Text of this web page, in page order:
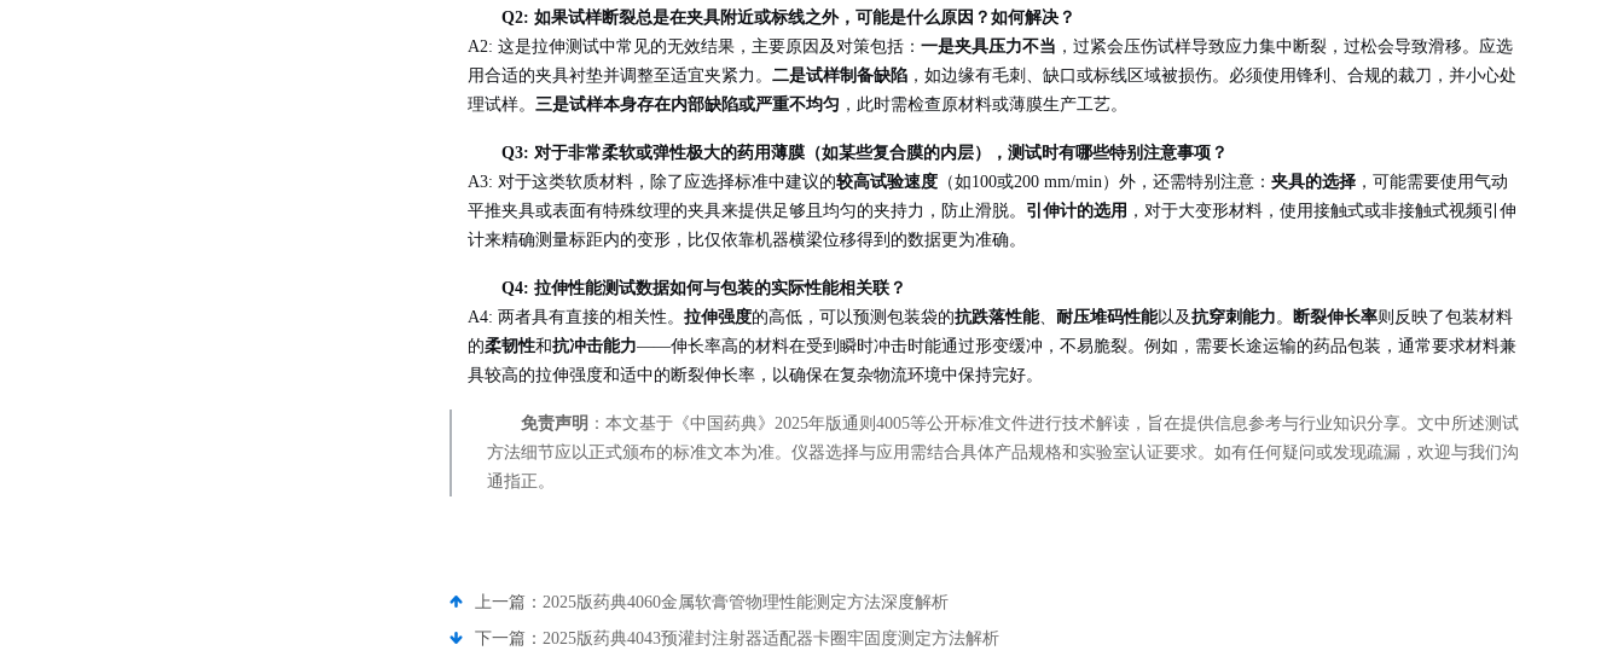
Q2: 如果试样断裂总是在夹具附近或标线之外，可能是什么原因？如何解决？
A2: 这是拉伸测试中常见的无效结果，主要原因及对策包括： 一是夹具压力不当 ，过紧会压伤试样导致应力集中断裂，过松会导致滑移。应选
用合适的夹具衬垫并调整至适宜夹紧力。 二是试样制备缺陷 ，如边缘有毛刺、缺口或标线区域被损伤。必须使用锋利、合规的裁刀，并小心处
理试样。 三是试样本身存在内部缺陷或严重不均匀 ，此时需检查原材料或薄膜生产工艺。
Q3: 对于非常柔软或弹性极大的药用薄膜（如某些复合膜的内层），测试时有哪些特别注意事项？
A3: 对于这类软质材料，除了应选择标准中建议的较高试验速度 （如100或200 mm/min）外，还需特别注意： 夹具的选择 ，可能需要使用气动
平推夹具或表面有特殊纹理的夹具来提供足够且均匀的夹持力，防止滑脱。 引伸计的选用 ，对于大变形材料，使用接触式或非接触式视频引伸
计来精确测量标距内的变形，比仅依靠机器横梁位移得到的数据更为准确。
Q4: 拉伸性能测试数据如何与包装的实际性能相关联？
A4: 两者具有直接的相关性。 拉伸强度的高低，可以预测包装袋的抗跌落性能、 耐压堆码性能以及抗穿刺能力。 断裂伸长率则反映了包装材料
的柔韧性和抗冲击能力——伸长率高的材料在受到瞬时冲击时能通过形变缓冲，不易脆裂。例如，需要长途运输的药品包装，通常要求材料兼
具较高的拉伸强度和适中的断裂伸长率，以确保在复杂物流环境中保持完好。
免责声明 ：本文基于《中国药典》2025年版通则4005等公开标准文件进行技术解读，旨在提供信息参考与行业知识分享。文中所述测试
方法细节应以正式颁布的标准文本为准。仪器选择与应用需结合具体产品规格和实验室认证要求。如有任何疑问或发现疏漏，欢迎与我们沟
通指正。
上一篇： 2025版药典4060金属软膏管物理性能测定方法深度解析
下一篇： 2025版药典4043预灌封注射器适配器卡圈牢固度测定方法解析